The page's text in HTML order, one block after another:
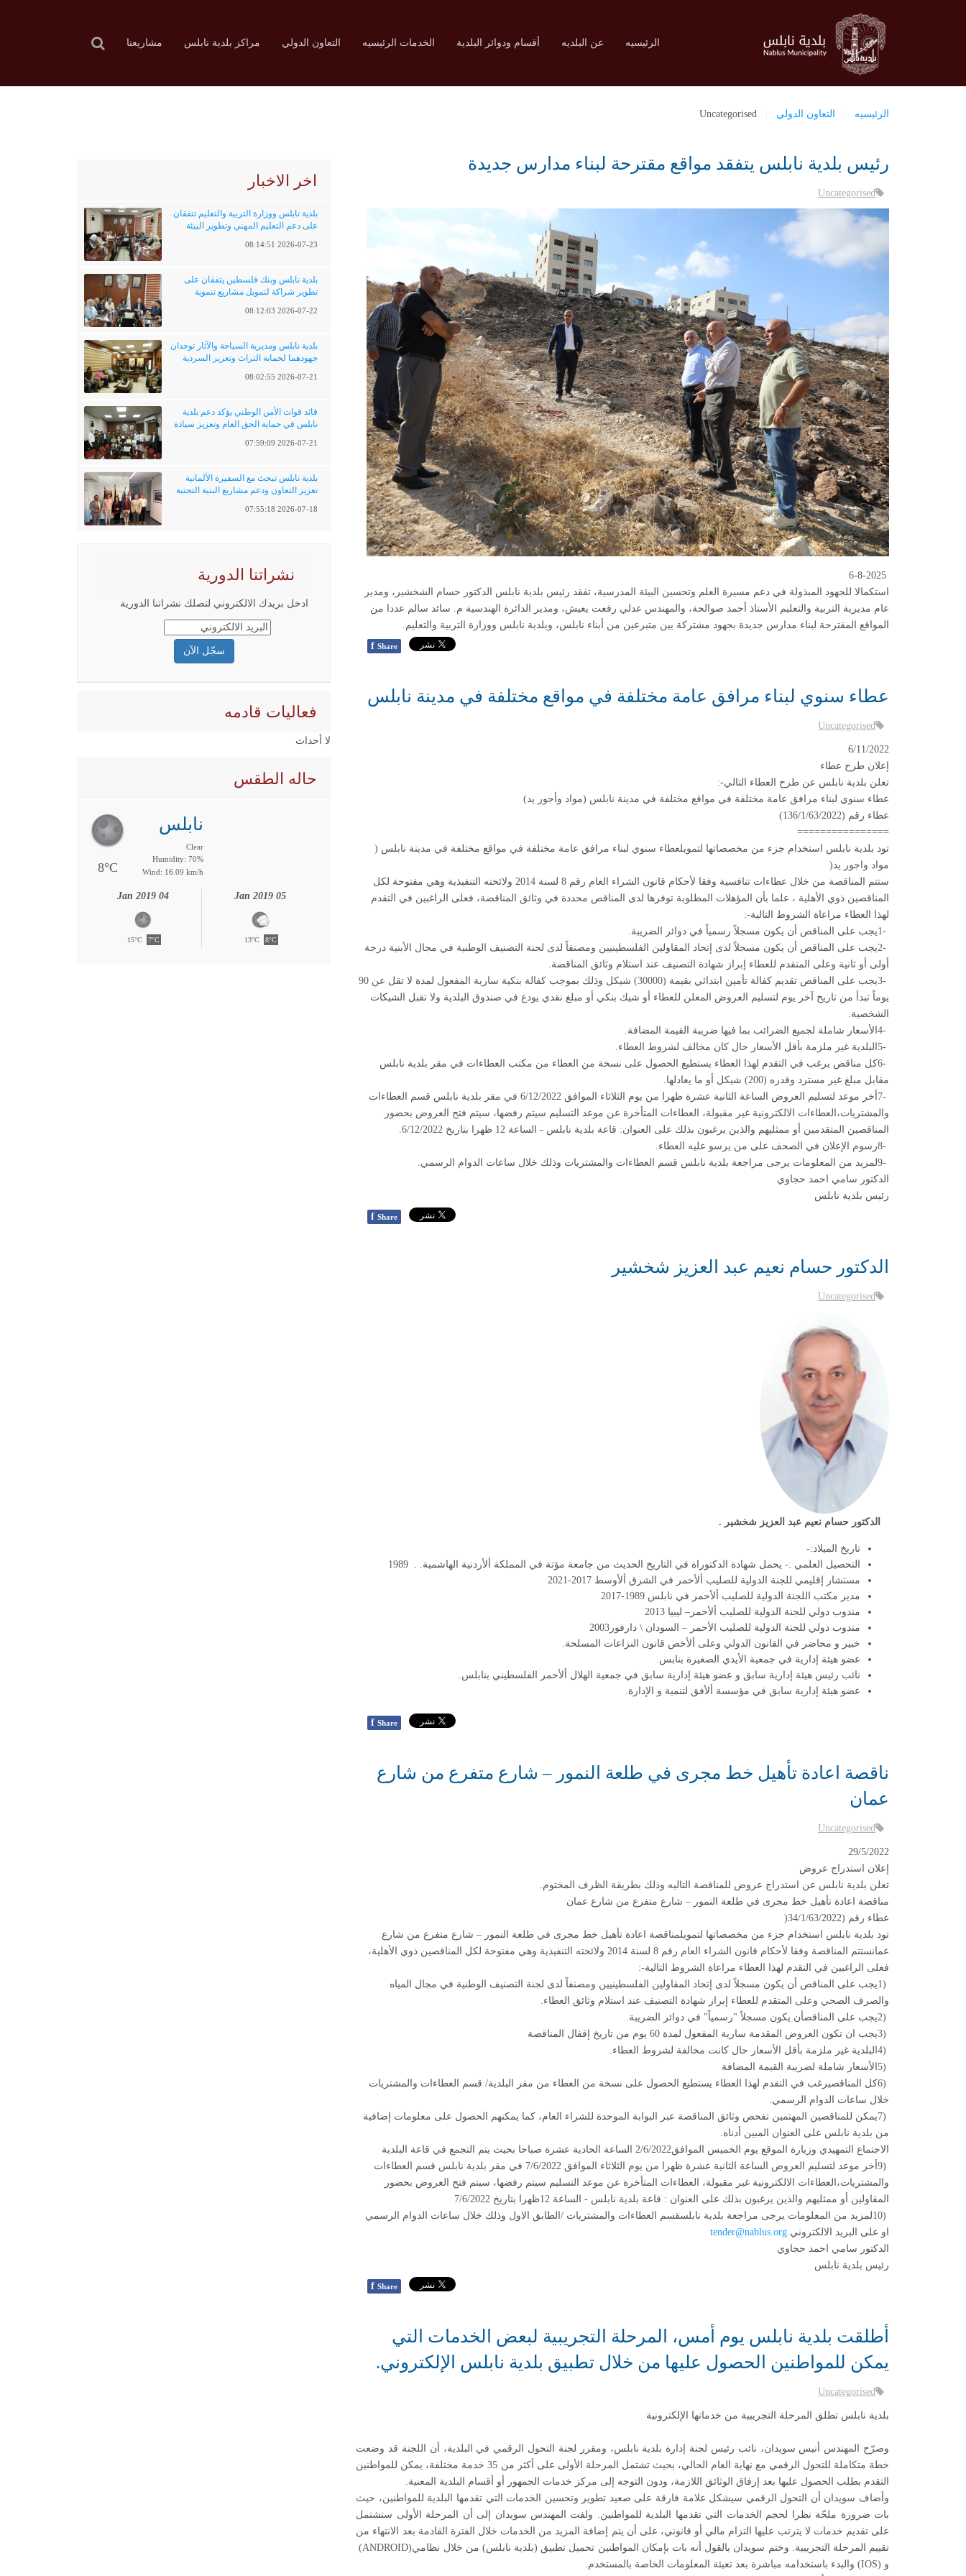
الرئيسيه عن البلديه أقسام ودوائر البلدية الخدمات الرئيسيه التعاون الدولي مراكز بلدية نابلس مشاريعنا
الرئيسيه التعاون الدولي Uncategorised
اخر الاخبار
بلدية نابلس ووزارة التربية والتعليم تتفقان
على دعم التعليم المهني وتطوير البيئة
2026-07-23 08:14:51
بلدية نابلس وبنك فلسطين يتفقان على
تطوير شراكة لتمويل مشاريع تنموية
2026-07-22 08:12:03
بلدية نابلس ومديرية السياحة والآثار توحدان
جهودهما لحماية التراث وتعزيز السردية
2026-07-21 08:02:55
قائد قوات الأمن الوطني يؤكد دعم بلدية
نابلس في حماية الحق العام وتعزيز سيادة
2026-07-21 07:59:09
بلدية نابلس تبحث مع السفيرة الألمانية
تعزيز التعاون ودعم مشاريع البنية التحتية
2026-07-18 07:55:18
نشراتنا الدورية
ادخل بريدك الالكتروني لتصلك نشراتنا الدورية
فعاليات قادمه
لا أحداث
حاله الطقس
8°C
نابلس
Clear
Humidity: 70%
Wind: 16.09 km/h
04 Jan 2019
15°C 7°C
05 Jan 2019
13°C 8°C
رئيس بلدية نابلس يتفقد مواقع مقترحة لبناء مدارس جديدة
Uncategorised
6-8-2025
استكمالا للجهود المبذولة في دعم مسيرة العلم وتحسين البيئة المدرسية، تفقد رئيس بلدية نابلس الدكتور حسام الشخشير، ومدير
عام مديرية التربية والتعليم الأستاذ أحمد صوالحة، والمهندس عدلي رفعت يعيش، ومدير الدائرة الهندسية م. سائد سالم عددا من
المواقع المقترحة لبناء مدارس جديدة بجهود مشتركة بين متبرعين من أبناء نابلس، وبلدية نابلس ووزارة التربية والتعليم.
f Share
عطاء سنوي لبناء مرافق عامة مختلفة في مواقع مختلفة في مدينة نابلس
Uncategorised
6/11/2022
إعلان طرح عطاء
تعلن بلدية نابلس عن طرح العطاء التالي:-
عطاء سنوي لبناء مرافق عامة مختلفة في مواقع مختلفة في مدينة نابلس (مواد وأجور يد)
عطاء رقم (136/1/63/2022
)
================
تود بلدية نابلس استخدام جزء من مخصصاتها لتمويلعطاء سنوي لبناء مرافق عامة مختلفة في مواقع مختلفة في مدينة نابلس (
مواد واجور يد)
ستتم المناقصة من خلال عطاءات تنافسية وفقا لأحكام قانون الشراء العام رقم 8 لسنة 2014 ولائحته التنفيذية وهي مفتوحة لكل
المناقصين ذوي الأهلية ، علما بأن المؤهلات المطلوبة توفرها لدى المناقص محددة في وثائق المناقصة، فعلى الراغبين في التقدم
لهذا العطاء مراعاة الشروط التالية:-
1-يجب على المناقص أن يكون مسجلاً رسمياً في دوائر الضريبة.
2-يجب على المناقص أن يكون مسجلاً لدى إتحاد المقاولين الفلسطينيين ومصنفاً لدى لجنة التصنيف الوطنية في مجال الأبنية درجة
أولى أو ثانية وعلى المتقدم للعطاء إبراز شهادة التصنيف عند استلام وثائق المناقصة.
3-
يجب على المناقص تقديم كفالة تأمين ابتدائي بقيمة (30000) شيكل وذلك بموجب كفالة بنكية سارية المفعول لمدة لا تقل عن 90
يوماً تبدأ من تاريخ آخر يوم لتسليم العروض المعلن للعطاء أو شيك بنكي أو مبلغ نقدي يودع في صندوق البلدية ولا تقبل الشيكات
الشخصية.
4- الأسعار شاملة لجميع الضرائب بما فيها ضريبة القيمة المضافة.
5- البلدية غير ملزمة بأقل الأسعار حال كان مخالف لشروط العطاء.
6-كل مناقص يرغب في التقدم لهذا العطاء يستطيع الحصول على نسخة من العطاء من مكتب العطاءات في مقر بلدية نابلس
مقابل مبلغ غير مسترد وقدره (200) شيكل أو ما يعادلها
.
7-
أخر موعد لتسليم العروض الساعة الثانية عشرة ظهرا من يوم الثلاثاء الموافق 6/12/2022 في مقر بلدية نابلس قسم العطاءات
والمشتريات،العطاءات الالكترونية غير مقبولة، العطاءات المتأخرة عن موعد التسليم سيتم رفضها، سيتم فتح العروض بحضور
المناقصين المتقدمين أو ممثليهم والذين يرغبون بذلك على العنوان: قاعة بلدية نابلس - الساعة 12 ظهرا بتاريخ 6/12/2022
.
8-رسوم الإعلان في الصحف على من يرسو عليه العطاء.
9-لمزيد من المعلومات يرجى مراجعة بلدية نابلس قسم العطاءات والمشتريات وذلك خلال ساعات الدوام الرسمي.
الدكتور سامي احمد حجاوي
رئيس بلدية نابلس
f Share
الدكتور حسام نعيم عبد العزيز شخشير
Uncategorised
الدكتور حسام نعيم عبد العزيز شخشير .
تاريخ الميلاد:-
التحصيل العلمي :- يحمل شهادة الدكتوراة في التاريخ الحديث من جامعة مؤتة في المملكة ألأردنية الهاشمية. . 1989
مستشار إقليمي للجنة الدولية للصليب ألأحمر في الشرق ألأوسط 2017-2021
مدير مكتب اللجنة الدولية للصليب ألأحمر في نابلس 1989-2017
مندوب دولي للجنة الدولية للصليب ألأحمر– ليبيا 2013
مندوب دولي للجنة الدولية للصليب الأحمر – السودان \ دارفور2003
خبير و محاضر في القانون الدولي وعلى ألأخص قانون النزاعات المسلحة.
عضو هيئة إدارية في جمعية الأيدي الصغيرة بنابس.
نائب رئيس هيئة إدارية سابق و عضو هيئة إدارية سابق في جمعية الهلال ألأحمر الفلسطيني بنابلس.
عضو هيئة إدارية سابق في مؤسسة ألأفق لتنمية و الإدارة.
f Share
ناقصة اعادة تأهيل خط مجرى في طلعة النمور – شارع متفرع من شارع
عمان
Uncategorised
29/5/2022
إعلان استدراج عروض
تعلن بلدية نابلس عن استدراج عروض للمناقصة التاليه وذلك بطريقة الظرف المختوم.
مناقصة اعادة تأهيل خط مجرى في طلعة النمور – شارع متفرع من شارع عمان
عطاء رقم (34/1/63/2022
)
تود بلدية نابلس استخدام جزء من مخصصاتها لتمويلمناقصة اعادة تأهيل خط مجرى في طلعة النمور – شارع متفرع من شارع
عمانستتم المناقصة وفقا لأحكام قانون الشراء العام رقم 8 لسنة 2014 ولائحته التنفيذية وهي مفتوحة لكل المناقصين ذوي الأهلية،
فعلى الراغبين في التقدم لهذا العطاء مراعاة الشروط التالية:-
1)يجب على المناقص أن يكون مسجلاً لدى إتحاد المقاولين الفلسطينيين ومصنفاً لدى لجنة التصنيف الوطنية في مجال المياه
والصرف الصحي وعلى المتقدم للعطاء إبراز شهادة التصنيف عند استلام وثائق العطاء.
2)يجب على المناقصأن يكون مسجلاً "رسمياً" في دوائر الضريبة.
3)يجب ان تكون العروض المقدمة سارية المفعول لمدة 60 يوم من تاريخ إقفال المناقصة
4) البلدية غير ملزمة بأقل الأسعار حال كانت مخالفة لشروط العطاء.
5) الأسعار شاملة لضريبة القيمة المضافة
6)كل المناقصيرغب في التقدم لهذا العطاء يستطيع الحصول على نسخة من العطاء من مقر البلدية/ قسم العطاءات والمشتريات
خلال ساعات الدوام الرسمي.
7)يمكن للمناقصين المهتمين تفحص وثائق المناقصة عبر البوابة الموحدة للشراء العام، كما يمكنهم الحصول على معلومات إضافية
من بلدية نابلس على العنوان المبين أدناه.
الاجتماع التمهيدي وزيارة الموقع يوم الخميس الموافق2/6/2022 الساعة الحادية عشرة صباحا بحيث يتم التجمع في قاعة البلدية
9)
أخر موعد لتسليم العروض الساعة الثانية عشرة ظهرا من يوم الثلاثاء الموافق 7/6/2022 في مقر بلدية نابلس قسم العطاءات
والمشتريات،العطاءات الالكترونية غير مقبولة، العطاءات المتأخرة عن موعد التسليم سيتم رفضها، سيتم فتح العروض بحضور
المقاولين أو ممثليهم والذين يرغبون بذلك على العنوان : قاعة بلدية نابلس - الساعة 12ظهرا بتاريخ 7/6/2022
10)لمزيد من المعلومات يرجى مراجعة بلدية نابلسقسم العطاءات والمشتريات / الطابق الاول وذلك خلال ساعات الدوام الرسمي
او على البريد الالكتروني tender@nablus.org.
الدكتور سامي احمد حجاوي
رئيس بلدية نابلس
f Share
أطلقت بلدية نابلس يوم أمس، المرحلة التجريبية لبعض الخدمات التي
يمكن للمواطنين الحصول عليها من خلال تطبيق بلدية نابلس الإلكتروني.
Uncategorised
بلدية نابلس تطلق المرحلة التجريبية من خدماتها الإلكترونية
وصرّح المهندس أنيس سويدان، نائب رئيس لجنة إدارة بلدية نابلس، ومقرر لجنة التحول الرقمي في البلدية، أن اللجنة قد وضعت
خطة متكاملة للتحول الرقمي مع نهاية العام الحالي، بحيث تشتمل المرحلة الأولى على أكثر من 35 خدمة مختلفة، يمكن للمواطنين
التقدم بطلب الحصول عليها بعد إرفاق الوثائق اللازمة، ودون التوجه إلى مركز خدمات الجمهور أو أقسام البلدية المعنية.
وأضاف سويدان أن التحول الرقمي سيشكل علامة فارقة على صعيد تطوير وتحسين الخدمات التي تقدمها البلدية للمواطنين، حيث
بات ضرورة ملحّة نظرا لحجم الخدمات التي تقدمها البلدية للمواطنين. ولفت المهندس سويدان إلى أن المرحلة الأولى ستشتمل
على تقديم خدمات لا يترتب عليها التزام مالي أو قانوني، على أن يتم إضافة المزيد من الخدمات خلال الفترة القادمة بعد الانتهاء من
تقييم المرحلة التجريبية. وختم سويدان بالقول أنه بات بإمكان المواطنين تحميل تطبيق (بلدية نابلس) من خلال نظامي(ANDROID)
و (IOS) والبدء باستخدامه مباشرة بعد تعبئة المعلومات الخاصة بالمستخدم.